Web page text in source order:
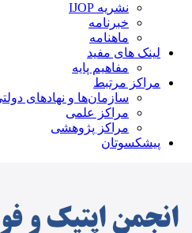
نشریه IJOP
خبرنامه
ماهنامه
لینک های مفید
مفاهیم پایه
مراکز مرتبط
سازمان‌ها و نهادهای
مراکز علمی
مراکز پژوهشی
پیشکسوتان